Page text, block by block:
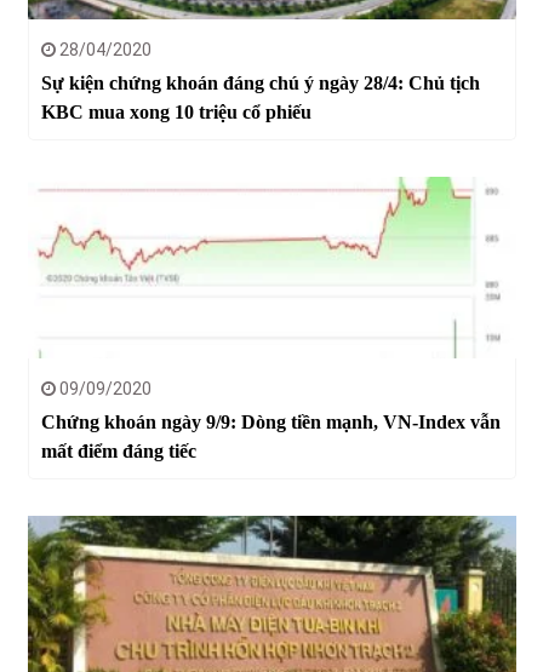
28/04/2020
Sự kiện chứng khoán đáng chú ý ngày 28/4: Chủ tịch
KBC mua xong 10 triệu cổ phiếu
09/09/2020
Chứng khoán ngày 9/9: Dòng tiền mạnh, VN-Index vẫn
mất điểm đáng tiếc